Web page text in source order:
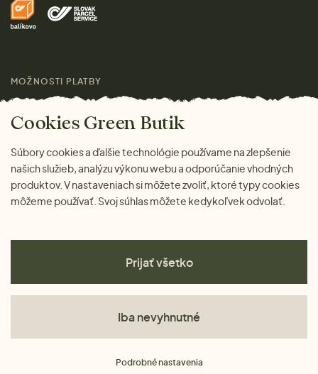
Pre médiá
Darčeky
MOŽNOSTI PLATBY
Cookies Green Butik
Súbory cookies a ďalšie technológie používame na zlepšenie
našich služieb, analýzu výkonu webu a odporúčanie vhodných
produktov. V nastaveniach si môžete zvoliť, ktoré typy cookies
môžeme používať. Svoj súhlas môžete kedykoľvek odvolať.
Prijať všetko
Iba nevyhnutné
Podrobné nastavenia